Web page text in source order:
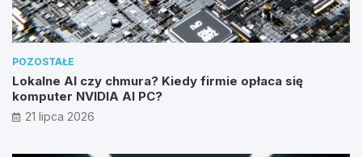
POZOSTAŁE
Lokalne AI czy chmura? Kiedy firmie opłaca się
komputer NVIDIA AI PC?
21 lipca 2026